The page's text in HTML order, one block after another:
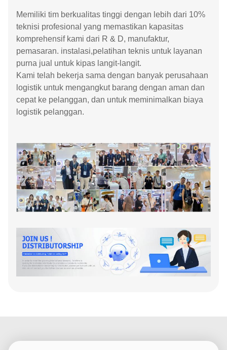
Memiliki tim berkualitas tinggi dengan lebih dari 10%
teknisi profesional yang memastikan kapasitas
komprehensif kami dari R & D, manufaktur,
pemasaran. instalasi,pelatihan teknis untuk layanan
purna jual untuk kipas langit-langit.
Kami telah bekerja sama dengan banyak perusahaan
logistik untuk mengangkut barang dengan aman dan
cepat ke pelanggan, dan untuk meminimalkan biaya
logistik pelanggan.